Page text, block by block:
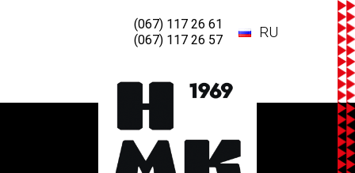
(067) 117 26 61
(067) 117 26 57
RU